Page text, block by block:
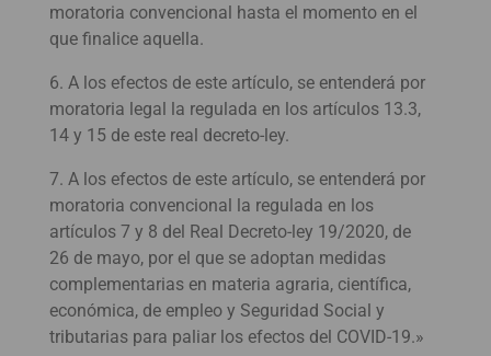
moratoria convencional hasta el momento en el
que finalice aquella.
6. A los efectos de este artículo, se entenderá por
moratoria legal la regulada en los artículos 13.3,
14 y 15 de este real decreto-ley.
7. A los efectos de este artículo, se entenderá por
moratoria convencional la regulada en los
artículos 7 y 8 del Real Decreto-ley 19/2020, de
26 de mayo, por el que se adoptan medidas
complementarias en materia agraria, científica,
económica, de empleo y Seguridad Social y
tributarias para paliar los efectos del COVID-19.»